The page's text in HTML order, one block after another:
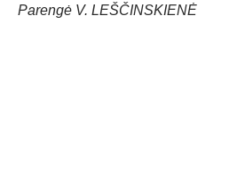
Parengė V. LEŠČINSKIENĖ